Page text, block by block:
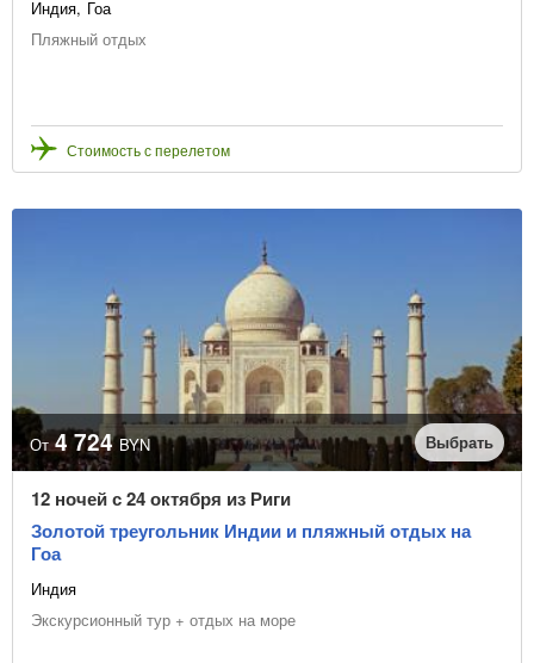
Индия Гоа
Пляжный отдых
Стоимость с перелетом
От 4 724 BYN Выбрать
12 ночей с 24 октября из Риги
Золотой треугольник Индии и пляжный отдых на
Гоа
Индия
Экскурсионный тур + отдых на море